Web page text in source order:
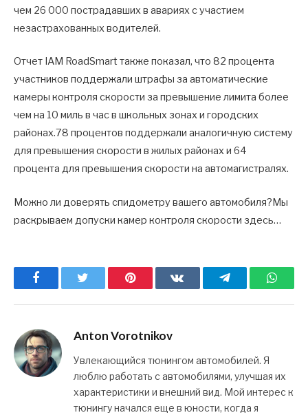
чем 26 000 пострадавших в авариях с участием
незастрахованных водителей.
Отчет IAM RoadSmart также показал, что 82 процента
участников поддержали штрафы за автоматические
камеры контроля скорости за превышение лимита более
чем на 10 миль в час в школьных зонах и городских
районах.78 процентов поддержали аналогичную систему
для превышения скорости в жилых районах и 64
процента для превышения скорости на автомагистралях.
Можно ли доверять спидометру вашего автомобиля?Мы
раскрываем допуски камер контроля скорости здесь…
Facebook Pinterest ВКонтактеTelegram
Anton Vorotnikov
Увлекающийся тюнингом автомобилей. Я
люблю работать с автомобилями, улучшая их
характеристики и внешний вид. Мой интерес к
тюнингу начался еще в юности, когда я